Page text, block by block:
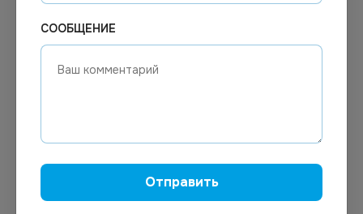
PH Promline AL Automatic
мытья
пароконвектоматов 5л
таблетки 100 шт *1
СООБЩЕНИЕ
Отправить